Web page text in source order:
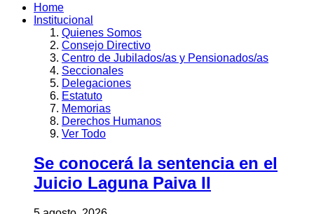
Home
Institucional
Quienes Somos
Consejo Directivo
Centro de Jubilados/as y Pensionados/as
Seccionales
Delegaciones
Estatuto
Memorias
Derechos Humanos
Ver Todo
Se conocerá la sentencia en el
Juicio Laguna Paiva II